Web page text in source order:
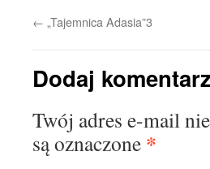
← „Tajemnica Adasia”3
Dodaj komentarz
Twój adres e-mail
są oznaczone *